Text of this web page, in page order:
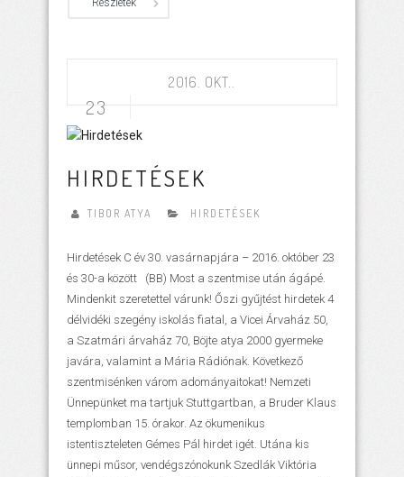
Részletek
2016. OKT..
23
HIRDETÉSEK
TIBOR ATYA HIRDETÉSEK
Hirdetések C év 30. vasárnapjára – 2016. október 23
és 30-a között (BB) Most a szentmise után ágápé.
Mindenkit szeretettel várunk! Őszi gyűjtést hirdetek 4
délvidéki szegény iskolás fiatal, a Vicei Árvaház 50,
a Szatmári árvaház 70, Böjte atya 2000 gyermeke
javára, valamint a Mária Rádiónak. Következő
szentmisénken várom adományaitokat! Nemzeti
Ünnepünket ma tartjuk Stuttgartban, a Bruder Klaus
templomban 15. órakor. Az ökumenikus
istentiszteleten Gémes Pál hirdet igét. Utána kis
ünnepi műsor, vendégszónokunk Szedlák Viktória